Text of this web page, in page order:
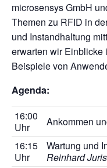
microsensys GmbH
Themen zu RFID in
und Instandhaltung
erwarten wir Einblicke
Beispiele von
Agenda:
16:00
Uhr
Ankommen
16:15
Uhr
Wartung und
Reinhard